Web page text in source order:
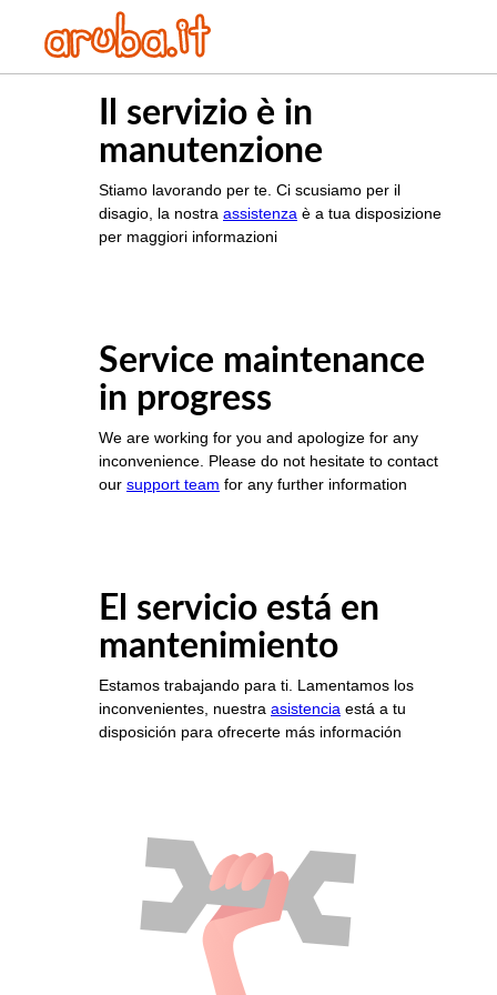
Il servizio è in
manutenzione
Stiamo lavorando per te. Ci scusiamo per il
disagio, la nostra assistenza è a tua disposizione
per maggiori informazioni
Service maintenance
in progress
We are working for you and apologize for any
inconvenience. Please do not hesitate to contact
our support team for any further information
El servicio está en
mantenimiento
Estamos trabajando para ti. Lamentamos los
inconvenientes, nuestra asistencia está a tu
disposición para ofrecerte más información